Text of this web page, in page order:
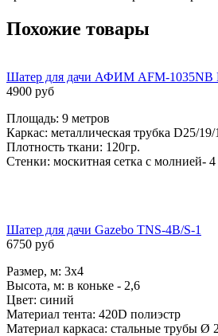
Похожие товары
Шатер для дачи АФИМ AFM-1035NB
4900 руб
Площадь: 9 метров
Каркас: металлическая трубка D25/
Плотность ткани: 120гр.
Стенки: москитная сетка с молнией-
Шатер для дачи Gazebo TNS-4B/S-1
6750 руб
Размер, м: 3x4
Высота, м: в коньке - 2,6
Цвет: синий
Материал тента: 420D полиэстр
Материал каркаса: стальные трубы Ø